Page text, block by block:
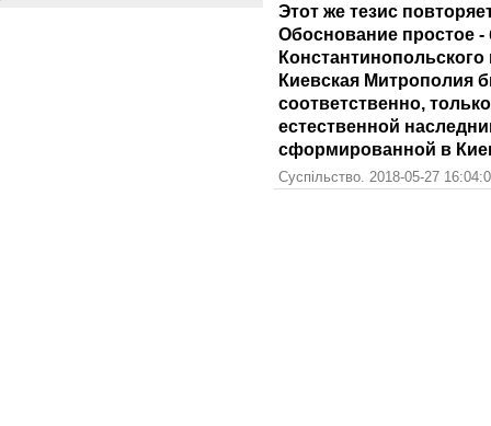
Этот же тезис
Обоснование простое
Киевская Митрополия
соответственно,
естественной
сформированной в
Суспільство. 2018-05-27